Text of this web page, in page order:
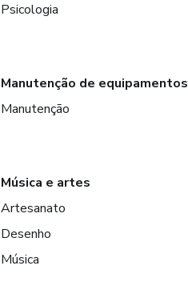
Psicologia
Manutenção de equipamentos
Manutenção
Música e artes
Artesanato
Desenho
Música